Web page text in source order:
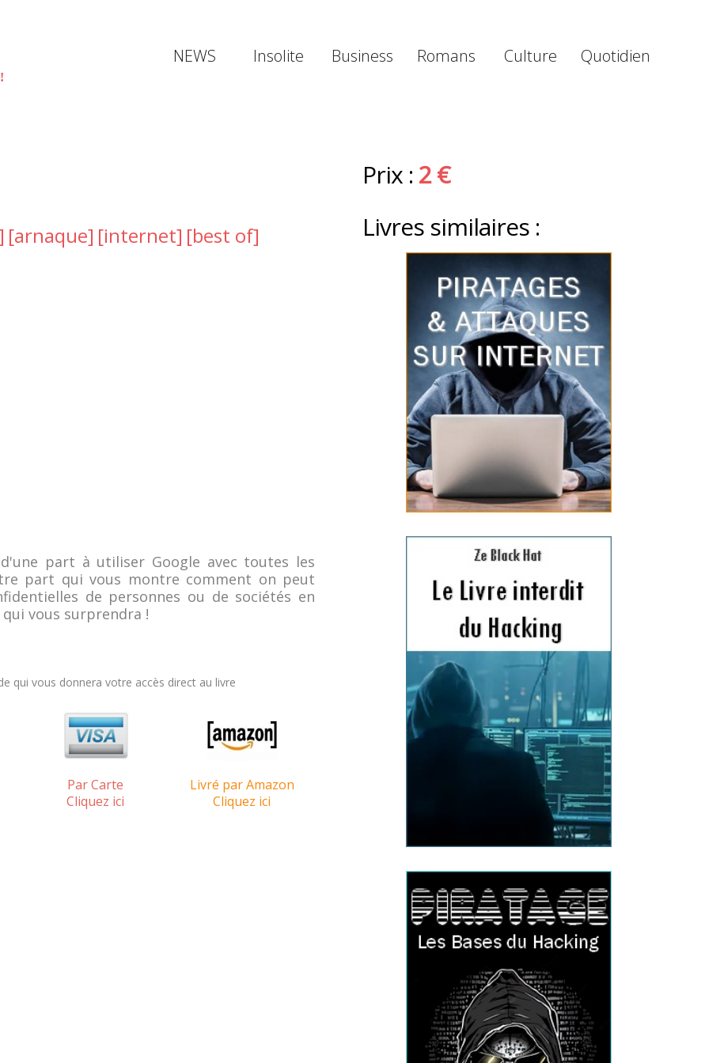
NEWS Insolite Business Romans Culture Quotidien
[arnaque] [internet] [best of]
part à utiliser Google avec toutes les
part qui vous montre comment on peut
de personnes ou de sociétés en
vous surprendra !
qui vous donnera votre accès direct au livre
Par Carte
Cliquez ici
Livré par Amazon
Cliquez ici
Prix : 2 €
Livres similaires :